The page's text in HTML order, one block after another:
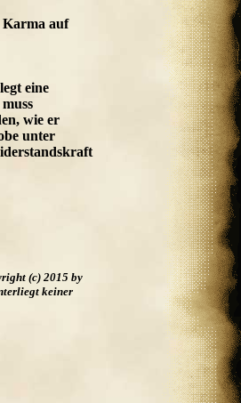
Karma auf
eine
wie er
unter
(c) 2015 by
keiner